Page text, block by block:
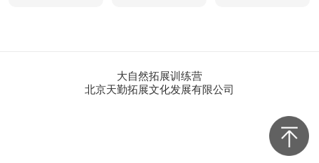
大自然拓展训练营
北京天勤拓展文化发展有限公司